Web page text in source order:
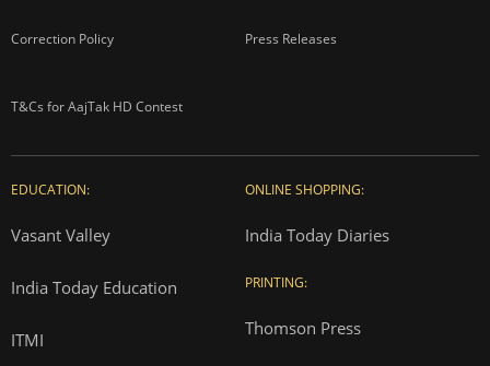
Correction Policy Press Releases
T&Cs for AajTak HD Contest
EDUCATION:
Vasant Valley
India Today Education
ITMI
ONLINE SHOPPING:
India Today Diaries
PRINTING:
Thomson Press